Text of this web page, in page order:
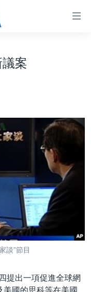
案
談”節目
提出一項促進全球網
美國的思科等在美國